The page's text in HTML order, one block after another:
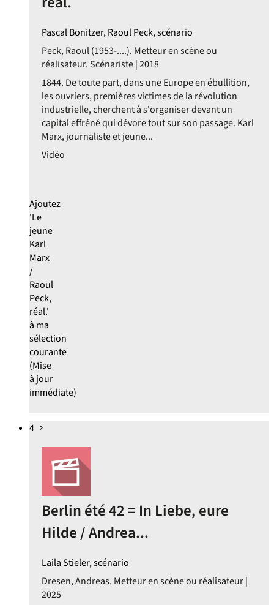
Pascal Bonitzer, Raoul Peck, scénario
Peck, Raoul (1953-....). Metteur en scène ou
réalisateur. Scénariste | 2018
1844. De toute part, dans une Europe en ébullition,
les ouvriers, premières victimes de la révolution
industrielle, cherchent à s'organiser devant un
capital effréné qui dévore tout sur son passage. Karl
Marx, journaliste et jeune...
Vidéo
Ajoutez
'Le
jeune
Karl
Marx
/
Raoul
Peck,
réal.'
à ma
sélection
courante
(Mise
à jour
immédiate)
4
Berlin été 42 = In Liebe, eure
Hilde / Andrea...
Laila Stieler, scénario
Dresen, Andreas. Metteur en scène ou réalisateur |
2025